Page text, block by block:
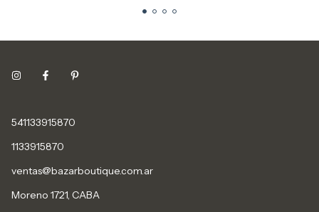
541133915870
1133915870
ventas@bazarboutique.com.ar
Moreno 1721, CABA